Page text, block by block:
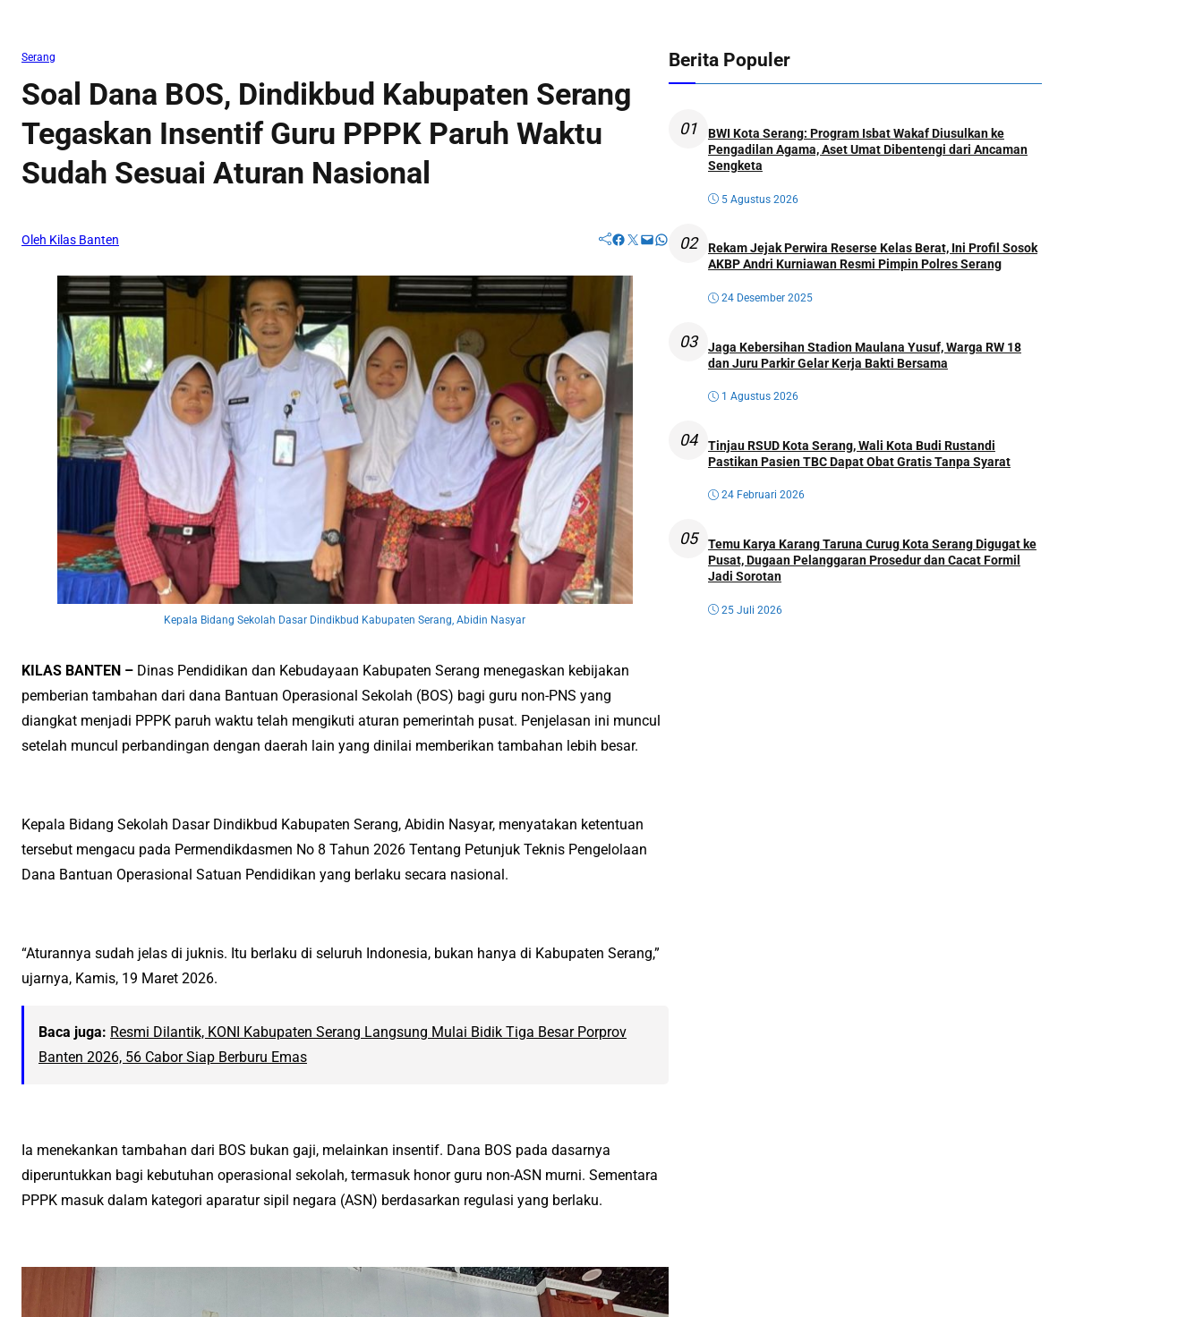
Serang
Soal Dana BOS, Dindikbud Kabupaten Serang
Tegaskan Insentif Guru PPPK Paruh Waktu
Sudah Sesuai Aturan Nasional
Oleh Kilas Banten Facebook Twitter Mail WhatsApp
Kepala Bidang Sekolah Dasar Dindikbud Kabupaten Serang, Abidin Nasyar
KILAS BANTEN – Dinas Pendidikan dan Kebudayaan Kabupaten Serang menegaskan kebijakan
pemberian tambahan dari dana Bantuan Operasional Sekolah (BOS) bagi guru non-PNS yang
diangkat menjadi PPPK paruh waktu telah mengikuti aturan pemerintah pusat. Penjelasan ini muncul
setelah muncul perbandingan dengan daerah lain yang dinilai memberikan tambahan lebih besar.
Kepala Bidang Sekolah Dasar Dindikbud Kabupaten Serang, Abidin Nasyar, menyatakan ketentuan
tersebut mengacu pada Permendikdasmen No 8 Tahun 2026 Tentang Petunjuk Teknis Pengelolaan
Dana Bantuan Operasional Satuan Pendidikan yang berlaku secara nasional.
“Aturannya sudah jelas di juknis. Itu berlaku di seluruh Indonesia, bukan hanya di Kabupaten Serang,”
ujarnya, Kamis, 19 Maret 2026.
Baca juga: Resmi Dilantik, KONI Kabupaten Serang Langsung Mulai Bidik Tiga Besar Porprov
Banten 2026, 56 Cabor Siap Berburu Emas
Ia menekankan tambahan dari BOS bukan gaji, melainkan insentif. Dana BOS pada dasarnya
diperuntukkan bagi kebutuhan operasional sekolah, termasuk honor guru non-ASN murni. Sementara
PPPK masuk dalam kategori aparatur sipil negara (ASN) berdasarkan regulasi yang berlaku.
Berita Populer
01
BWI Kota Serang: Program Isbat Wakaf Diusulkan ke
Pengadilan Agama, Aset Umat Dibentengi dari Ancaman
Sengketa
5 Agustus 2026
02
Rekam Jejak Perwira Reserse Kelas Berat, Ini Profil Sosok
AKBP Andri Kurniawan Resmi Pimpin Polres Serang
24 Desember 2025
03
Jaga Kebersihan Stadion Maulana Yusuf, Warga RW 18
dan Juru Parkir Gelar Kerja Bakti Bersama
1 Agustus 2026
04
Tinjau RSUD Kota Serang, Wali Kota Budi Rustandi
Pastikan Pasien TBC Dapat Obat Gratis Tanpa Syarat
24 Februari 2026
05
Temu Karya Karang Taruna Curug Kota Serang Digugat ke
Pusat, Dugaan Pelanggaran Prosedur dan Cacat Formil
Jadi Sorotan
25 Juli 2026